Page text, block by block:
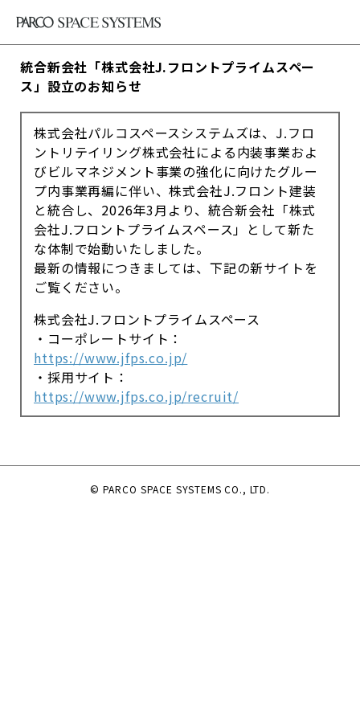
統合新会社「株式会社J.フロントプライムスペー
ス」設立のお知らせ
株式会社パルコスペースシステムズは、J.フロ
ントリテイリング株式会社による内装事業およ
びビルマネジメント事業の強化に向けたグルー
プ内事業再編に伴い、株式会社J.フロント建装
と統合し、2026年3月より、統合新会社「株式
会社J.フロントプライムスペース」として新た
な体制で始動いたしました。
最新の情報につきましては、下記の新サイトを
ご覧ください。
株式会社J.フロントプライムスペース
・コーポレートサイト：
https://www.jfps.co.jp/
・採用サイト：
https://www.jfps.co.jp/recruit/
© PARCO SPACE SYSTEMS CO., LTD.